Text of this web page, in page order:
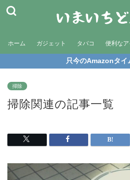
ホーム ガジェット タバコ 便利な
只今のAmazonタイ
掃除
掃除関連の記事一覧